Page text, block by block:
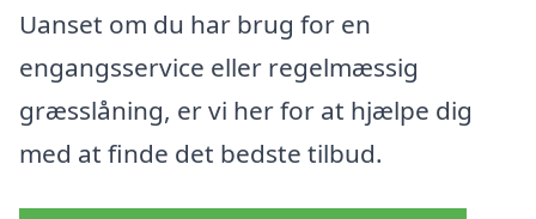
Uanset om du har brug for en
engangsservice eller regelmæssig
græsslåning, er vi her for at hjælpe dig
med at finde det bedste tilbud.